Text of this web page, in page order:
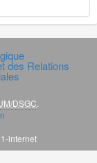
des Relations
DSGC
internet